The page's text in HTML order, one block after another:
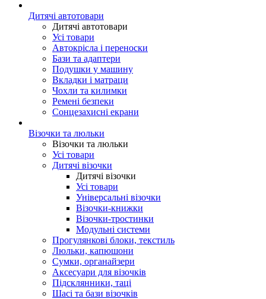
Дитячі автотовари
Дитячі автотовари
Усі товари
Автокрісла і переноски
Бази та адаптери
Подушки у машину
Вкладки і матраци
Чохли та килимки
Ремені безпеки
Сонцезахисні екрани
Візочки та люльки
Візочки та люльки
Усі товари
Дитячі візочки
Дитячі візочки
Усі товари
Універсальні візочки
Візочки-книжки
Візочки-тростинки
Модульні системи
Прогулянкові блоки, текстиль
Люльки, капюшони
Сумки, органайзери
Аксесуари для візочків
Підсклянники, таці
Шасі та бази візочків